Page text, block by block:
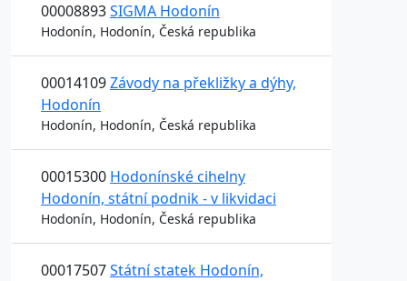
00008893SIGMA Hodonín
Hodonín, Hodonín, Česká republika
00014109Závody na překližky a dýhy,
Hodonín
Hodonín, Hodonín, Česká republika
00015300 Hodonínské cihelny
Hodonín, státní podnik - v likvidaci
Hodonín, Hodonín, Česká republika
00017507Státní statek Hodonín,